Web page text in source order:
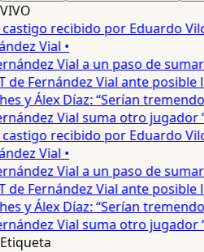
VIVO
recibido por Eduardo
Vial •
Vial a un paso de
de Fernández Vial ante posible
y Álex Díaz: “Serían
Vial suma otro jugador
recibido por Eduardo
Vial •
Vial a un paso de
de Fernández Vial ante posible
y Álex Díaz: “Serían
Vial suma otro jugador
Etiqueta